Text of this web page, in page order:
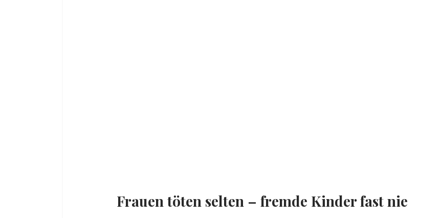
Frauen töten selten – fremde Kinder fast nie